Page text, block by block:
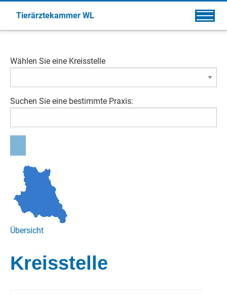
Tierärztekammer WL
Wählen Sie eine Kreisstelle
Suchen Sie eine bestimmte Praxis:
Übersicht
Kreisstelle